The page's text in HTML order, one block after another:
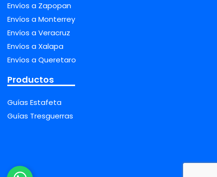
Envíos a Zapopan
Envíos a Monterrey
Envíos a Veracruz
Envíos a Xalapa
Envíos a Queretaro
Productos
Guías Estafeta
Guías Tresguerras